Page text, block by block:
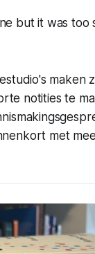
but it was
maken
notities te
met